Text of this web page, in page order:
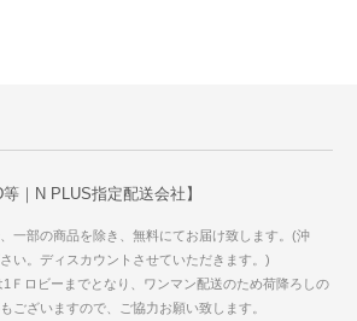
｜N PLUS指定配送会社】
一部の商品を除き、無料にてお届け致します。(沖
い。ディスカウントさせていただきます。)
Ｆロビーまでとなり、ワンマン配送のため荷降ろしの
ございますので、ご協力お願い致します。